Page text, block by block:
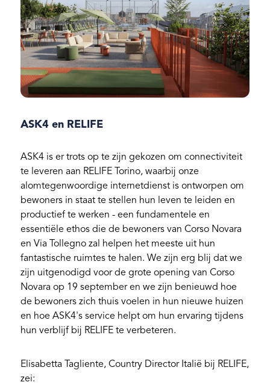
ASK4 en RELIFE
ASK4 is er trots op te zijn gekozen om connectiviteit
te leveren aan RELIFE Torino, waarbij onze
alomtegenwoordige internetdienst is ontworpen om
bewoners in staat te stellen hun leven te leiden en
productief te werken - een fundamentele en
essentiële ethos die de bewoners van Corso Novara
en Via Tollegno zal helpen het meeste uit hun
fantastische ruimtes te halen. We zijn erg blij dat we
zijn uitgenodigd voor de grote opening van Corso
Novara op 19 september en we zijn benieuwd hoe
de bewoners zich thuis voelen in hun nieuwe huizen
en hoe ASK4's service helpt om hun ervaring tijdens
hun verblijf bij RELIFE te verbeteren.
Elisabetta Tagliente, Country Director Italië bij RELIFE,
zei: